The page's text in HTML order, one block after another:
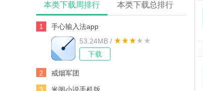
本类下载周排行 本类下载总排行
1
手心输入法app
53.24MB /
下载
2 戒烟军团